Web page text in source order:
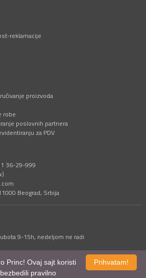
reklamacije
proizvoda
robe
poslovnih partnera
za PDV
36-29-999
Beograd, Srbija
9-15h, nedeljom ne radi
Prihvatam!
Princ! Ovaj sajt koristi
pravilno